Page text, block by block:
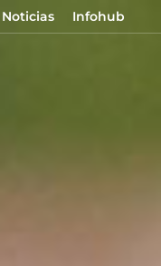
Noticias Infohub